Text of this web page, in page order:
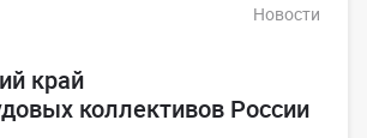
Новости
край
коллективов России